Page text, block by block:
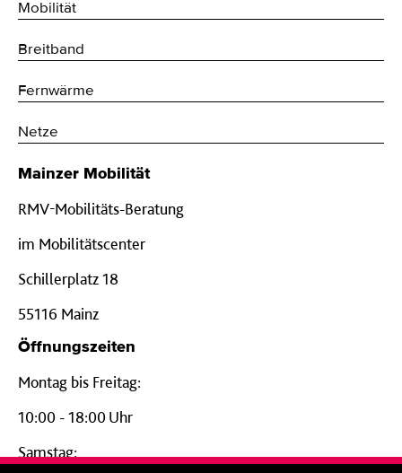
Mobilität
Breitband
Fernwärme
Netze
Mainzer Mobilität
RMV-Mobilitäts-Beratung
im Mobilitätscenter
Schillerplatz 18
55116 Mainz
Öffnungszeiten
Montag bis Freitag:
10:00 - 18:00 Uhr
Samstag: